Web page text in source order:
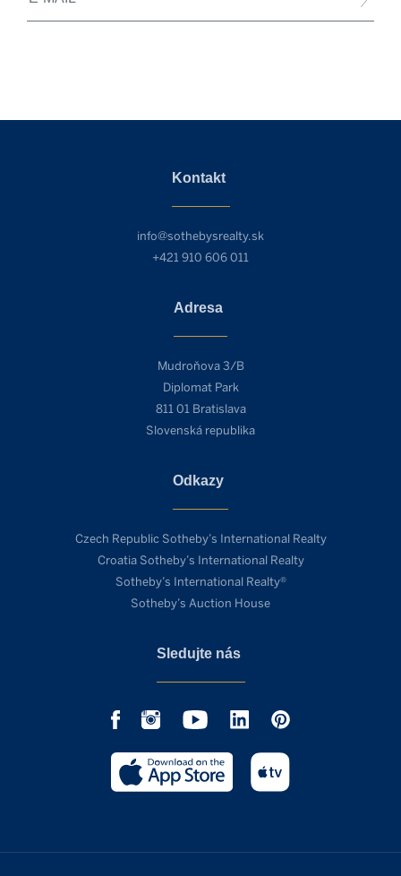
Kontakt
info@sothebysrealty.sk
+421 910 606 011
Adresa
Mudroňova 3/B
Diplomat Park
811 01 Bratislava
Slovenská republika
Odkazy
Czech Republic Sotheby’s International Realty
Croatia Sotheby’s International Realty
Sotheby’s International Realty®
Sotheby’s Auction House
Sledujte nás